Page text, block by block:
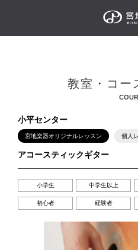
教室・コー
小平センター
宮地楽器オリジナルレッスン 個人
アコースティックギター
小学生 中学生以上
初心者 経験者